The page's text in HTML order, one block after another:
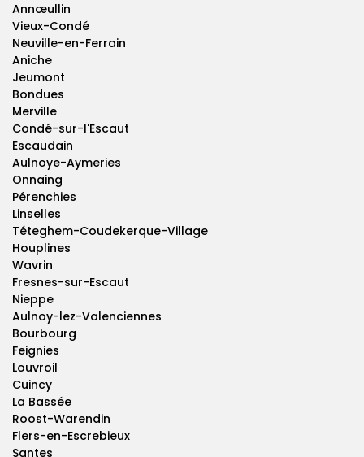
Annœullin
Vieux-Condé
Neuville-en-Ferrain
Aniche
Jeumont
Bondues
Merville
Condé-sur-l'Escaut
Escaudain
Aulnoye-Aymeries
Onnaing
Pérenchies
Linselles
Téteghem-Coudekerque-Village
Houplines
Wavrin
Fresnes-sur-Escaut
Nieppe
Aulnoy-lez-Valenciennes
Bourbourg
Feignies
Louvroil
Cuincy
La Bassée
Roost-Warendin
Flers-en-Escrebieux
Santes